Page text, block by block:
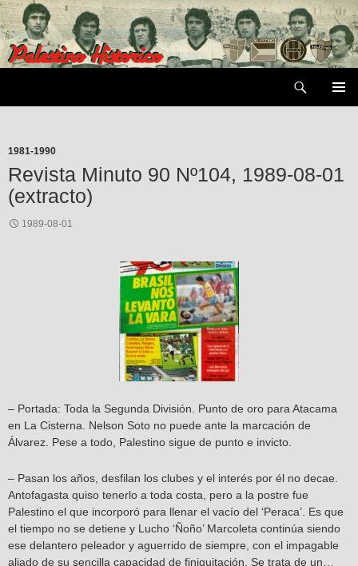
Saltar
al
contenido
1981-1990
Revista Minuto 90 Nº104, 1989-08-01
(extracto)
1989-08-01
– Portada: Toda la Segunda División. Punto de oro para Atacama
en La Cisterna. Nelson Soto no puede ante la marcación de
Álvarez. Pese a todo, Palestino sigue de punto e invicto.
– Pasan los años, desfilan los clubes y el interés por él no decae.
Antofagasta quiso tenerlo a toda costa, pero a la postre fue
Palestino el que incorporó para llenar el vacío del ‘Peraca’. Es que
el tiempo no se detiene y Lucho ‘Ñoño’ Marcoleta continúa siendo
ese delantero peleador y aguerrido de siempre, con el impagable
aliado de su sencilla capacidad de finiquitación. Se trata de un…